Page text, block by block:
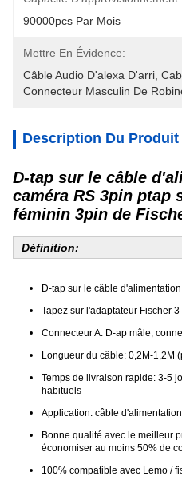
90000pcs Par Mois
Mettre En Évidence:
Câble Audio D'alexa D'arri
Connecteur Masculin De
Description Du Produit
D-tap sur le câble
caméra RS 3pin ptap
féminin 3pin de
Définition:
D-tap sur le câble
Tapez sur l'adaptateur Fischer
Connecteur A: D-ap mâle,
Longueur du câble: 0,2M-1,2M
Temps de livraison rapide: 3-5
habituels
Application: câble
Bonne qualité avec le meilleur
économiser au moins 50% de
100% compatible avec Lemo /